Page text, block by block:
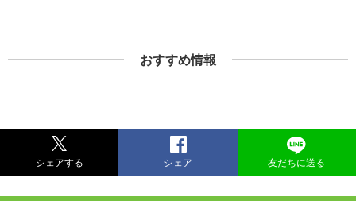
おすすめ情報
シェアする シェア 友だちに送る